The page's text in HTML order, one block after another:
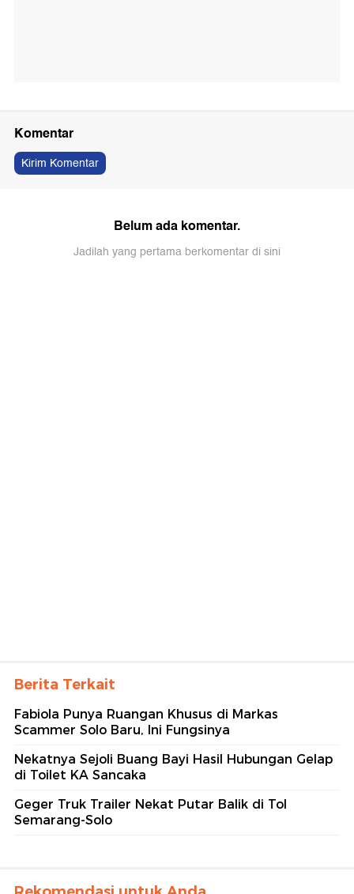
Komentar
Kirim Komentar
Belum ada komentar.
Jadilah yang pertama berkomentar di sini
Berita Terkait
Fabiola Punya Ruangan Khusus di Markas
Scammer Solo Baru, Ini Fungsinya
Nekatnya Sejoli Buang Bayi Hasil Hubungan Gelap
di Toilet KA Sancaka
Geger Truk Trailer Nekat Putar Balik di Tol
Semarang-Solo